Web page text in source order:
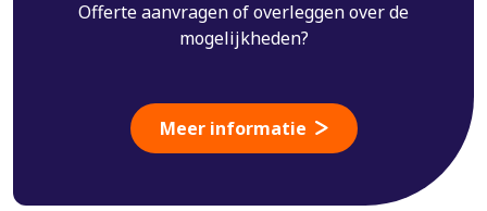
Offerte aanvragen of overleggen over de
mogelijkheden?
Meer informatie